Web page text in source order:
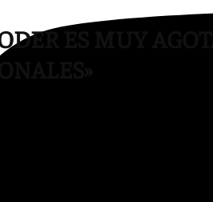
ES MUY